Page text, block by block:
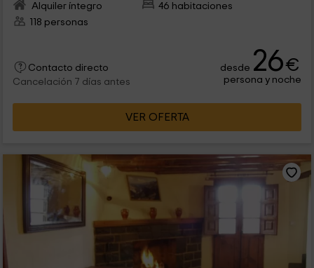
Alquiler íntegro
46 habitaciones
118 personas
Contacto directo
Cancelación 7 días antes
desde 26€
persona y noche
VER OFERTA